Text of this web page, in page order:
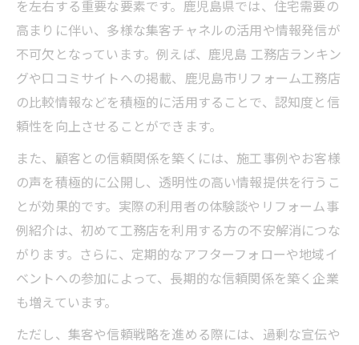
を左右する重要な要素です。鹿児島県では、住宅需要の
高まりに伴い、多様な集客チャネルの活用や情報発信が
不可欠となっています。例えば、鹿児島 工務店ランキン
グや口コミサイトへの掲載、鹿児島市リフォーム工務店
の比較情報などを積極的に活用することで、認知度と信
頼性を向上させることができます。
また、顧客との信頼関係を築くには、施工事例やお客様
の声を積極的に公開し、透明性の高い情報提供を行うこ
とが効果的です。実際の利用者の体験談やリフォーム事
例紹介は、初めて工務店を利用する方の不安解消につな
がります。さらに、定期的なアフターフォローや地域イ
ベントへの参加によって、長期的な信頼関係を築く企業
も増えています。
ただし、集客や信頼戦略を進める際には、過剰な宣伝や